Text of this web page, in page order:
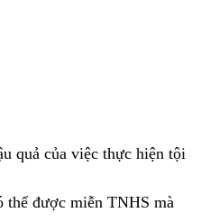
quả của việc thực hiện tội
thể được miễn TNHS mà